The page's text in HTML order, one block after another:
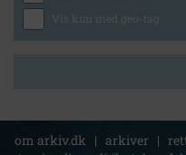
Vis kun med geo-tag
om arkiv.dk | arkiver |